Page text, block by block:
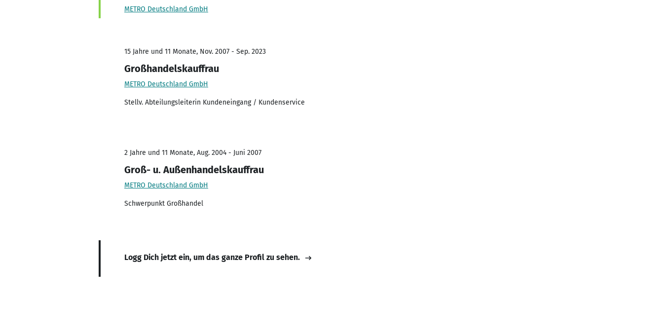
METRO Deutschland GmbH
15 Jahre und 11 Monate, Nov. 2007 - Sep. 2023
Großhandelskauffrau
METRO Deutschland GmbH
Stellv. Abteilungsleiterin Kundeneingang / Kundenservice
2 Jahre und 11 Monate, Aug. 2004 - Juni 2007
Groß- u. Außenhandelskauffrau
METRO Deutschland GmbH
Schwerpunkt Großhandel
Logg Dich jetzt ein, um das ganze Profil zu sehen.